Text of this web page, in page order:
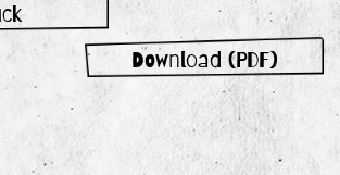
Download (PDF)